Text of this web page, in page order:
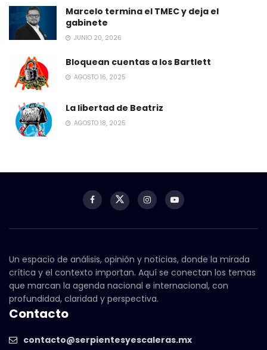
Marcelo termina el TMEC y deja el
gabinete
JUNIO 20, 2026
Bloquean cuentas a los Bartlett
AGOSTO 16, 2025
La libertad de Beatriz
AGOSTO 18, 2025
Un espacio de análisis, opinión y noticias, donde la mirada
crítica y el contexto importan. Aquí se conectan los temas
que marcan la agenda nacional e internacional, con
profundidad, claridad y perspectiva.
Contacto
contacto@serpientesyescaleras.mx